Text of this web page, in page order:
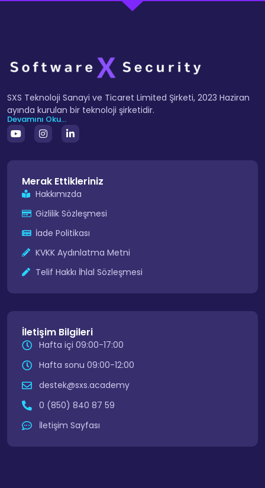
SXS Teknoloji Sanayi ve Ticaret Limited Şirketi, 2023 Haziran
ayında kurulan bir teknoloji şirketidir.
Devamını Oku...
Merak Ettikleriniz
Hakkımızda
Gizlilik Sözleşmesi
İade Politikası
KVKK Aydınlatma Metni
Telif Hakkı İhlal Sözleşmesi
İletişim Bilgileri
Hafta içi 09:00-17:00
Hafta sonu 09:00-12:00
destek@sxs.academy
0 (850) 840 87 59
İletişim Sayfası